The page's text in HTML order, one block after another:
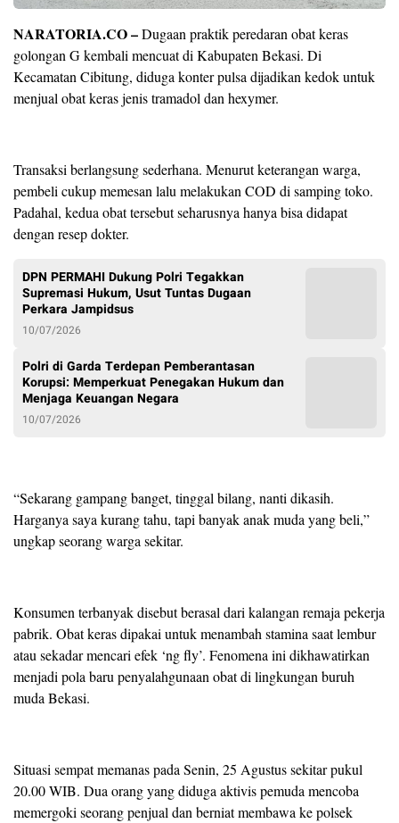
NARATORIA.CO –Dugaan praktik peredaran obat keras
golongan G kembali mencuat di Kabupaten Bekasi. Di
Kecamatan Cibitung, diduga konter pulsa dijadikan kedok untuk
menjual obat keras jenis tramadol dan hexymer.
Transaksi berlangsung sederhana. Menurut keterangan warga,
pembeli cukup memesan lalu melakukan COD di samping toko.
Padahal, kedua obat tersebut seharusnya hanya bisa didapat
dengan resep dokter.
DPN PERMAHI Dukung Polri Tegakkan
Supremasi Hukum, Usut Tuntas Dugaan
Perkara Jampidsus
10/07/2026
Polri di Garda Terdepan Pemberantasan
Korupsi: Memperkuat Penegakan Hukum dan
Menjaga Keuangan Negara
10/07/2026
“Sekarang gampang banget, tinggal bilang, nanti dikasih.
Harganya saya kurang tahu, tapi banyak anak muda yang beli,”
ungkap seorang warga sekitar.
Konsumen terbanyak disebut berasal dari kalangan remaja pekerja
pabrik. Obat keras dipakai untuk menambah stamina saat lembur
atau sekadar mencari efek ‘ng fly’. Fenomena ini dikhawatirkan
menjadi pola baru penyalahgunaan obat di lingkungan buruh
muda Bekasi.
Situasi sempat memanas pada Senin, 25 Agustus sekitar pukul
20.00 WIB. Dua orang yang diduga aktivis pemuda mencoba
memergoki seorang penjual dan berniat membawa ke polsek